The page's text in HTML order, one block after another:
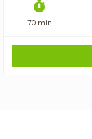
70 min